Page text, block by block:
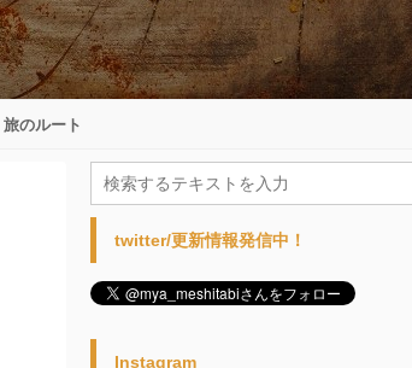
旅のルート
twitter/更新情報発信中！
Instagram